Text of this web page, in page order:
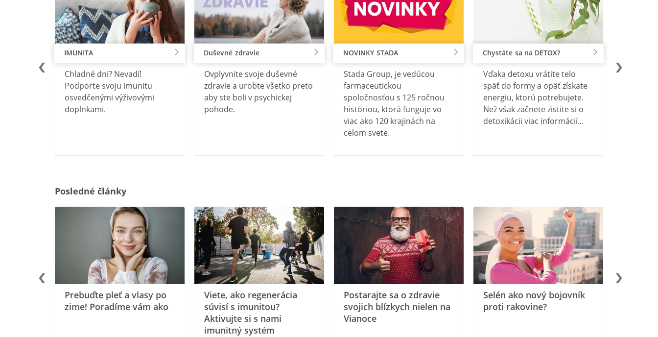
IMUNITA
Chladné dni? Nevadí!
Podporte svoju imunitu
osvedčenými výživovými
doplnkami.
Duševné zdravie
Ovplyvnite svoje duševné
zdravie a urobte všetko preto
aby ste boli v psychickej
pohode.
NOVINKY STADA
Stada Group, je vedúcou
farmaceutickou
spoločnosťou s 125 ročnou
históriou, ktorá funguje vo
viac ako 120 krajinách na
celom svete.
Chystáte sa na DETOX?
Vďaka detoxu vrátite telo
späť do formy a opäť získate
energiu, ktorú potrebujete.
Než však začnete zistite si o
detoxikácii viac informácií...
Posledné články
Prebuďte pleť a vlasy po
zime! Poradíme vám ako
Viete, ako regenerácia
súvisí s imunitou?
Aktivujte si s nami
imunitný systém
Postarajte sa o zdravie
svojich blízkych nielen na
Vianoce
Selén ako nový bojovník
proti rakovine?